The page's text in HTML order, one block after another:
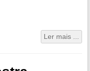
Ler mais ...